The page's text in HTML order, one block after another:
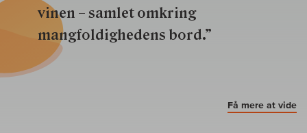
vinen – samlet omkring
mangfoldighedens bord.”
Få mere at vide